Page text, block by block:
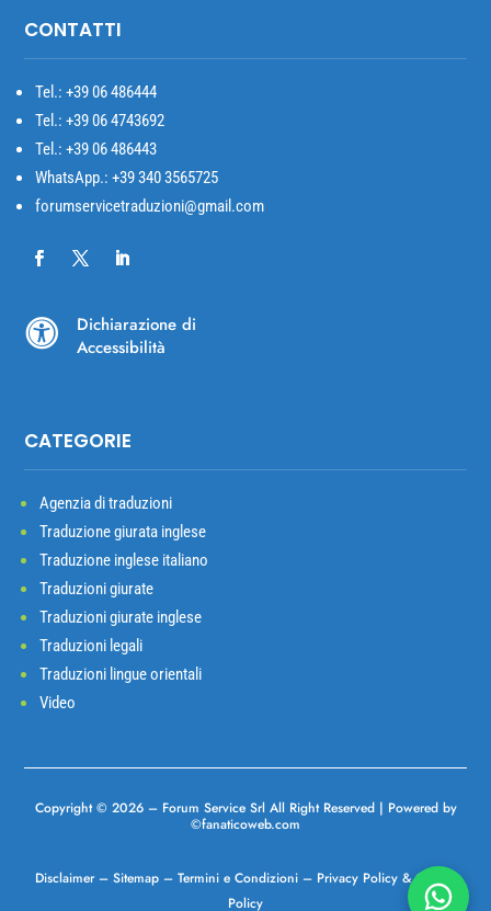
CONTATTI
Tel.: +3906 486444
Tel.: +39 06 4743692
Tel.: +39 06 486443
WhatsApp.: +39 340 3565725
forumservicetraduzioni@gmail.com

Dichiarazione di
Accessibilità
CATEGORIE
Agenzia di traduzioni
Traduzione giurata inglese
Traduzione inglese italiano
Traduzioni giurate
Traduzioni giurate inglese
Traduzioni legali
Traduzioni lingue orientali
Video
Copyright © 2026 – Forum Service SrlAll Right Reserved | Powered by
©fanaticoweb.com
Disclaimer– Sitemap – Termini e Condizioni – Privacy Policy &Cookie
Policy